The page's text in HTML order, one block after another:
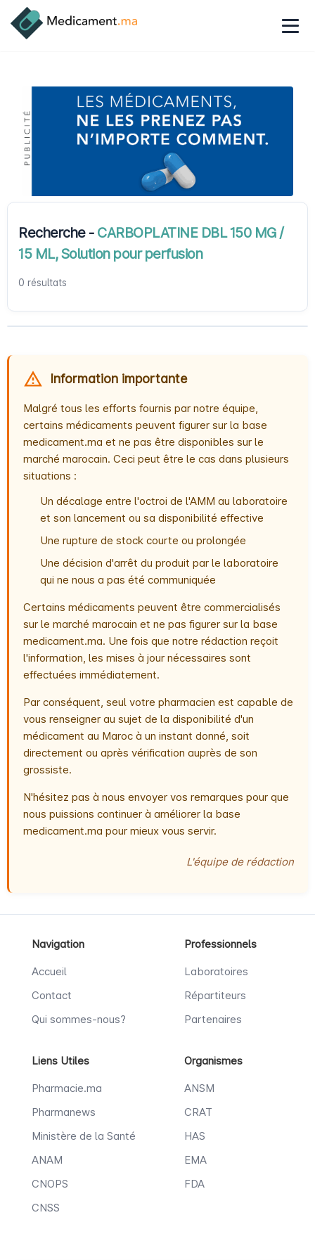
Recherche - CARBOPLATINE DBL 150 MG /
15 ML, Solution pour perfusion
0 résultats
Information importante
Malgré tous les efforts fournis par notre équipe,
certains médicaments peuvent figurer sur la base
medicament.ma et ne pas être disponibles sur le
marché marocain. Ceci peut être le cas dans plusieurs
situations :
Un décalage entre l'octroi de l'AMM au laboratoire
et son lancement ou sa disponibilité effective
Une rupture de stock courte ou prolongée
Une décision d'arrêt du produit par le laboratoire
qui ne nous a pas été communiquée
Certains médicaments peuvent être commercialisés
sur le marché marocain et ne pas figurer sur la base
medicament.ma. Une fois que notre rédaction reçoit
l'information, les mises à jour nécessaires sont
effectuées immédiatement.
Par conséquent, seul votre pharmacien est capable de
vous renseigner au sujet de la disponibilité d'un
médicament au Maroc à un instant donné, soit
directement ou après vérification auprès de son
grossiste.
N'hésitez pas à nous envoyer vos remarques pour que
nous puissions continuer à améliorer la base
medicament.ma pour mieux vous servir.
L'équipe de rédaction
Navigation
Accueil
Contact
Qui sommes-nous?
Professionnels
Laboratoires
Répartiteurs
Partenaires
Liens Utiles
Pharmacie.ma
Pharmanews
Ministère de la Santé
ANAM
CNOPS
CNSS
Organismes
ANSM
CRAT
HAS
EMA
FDA